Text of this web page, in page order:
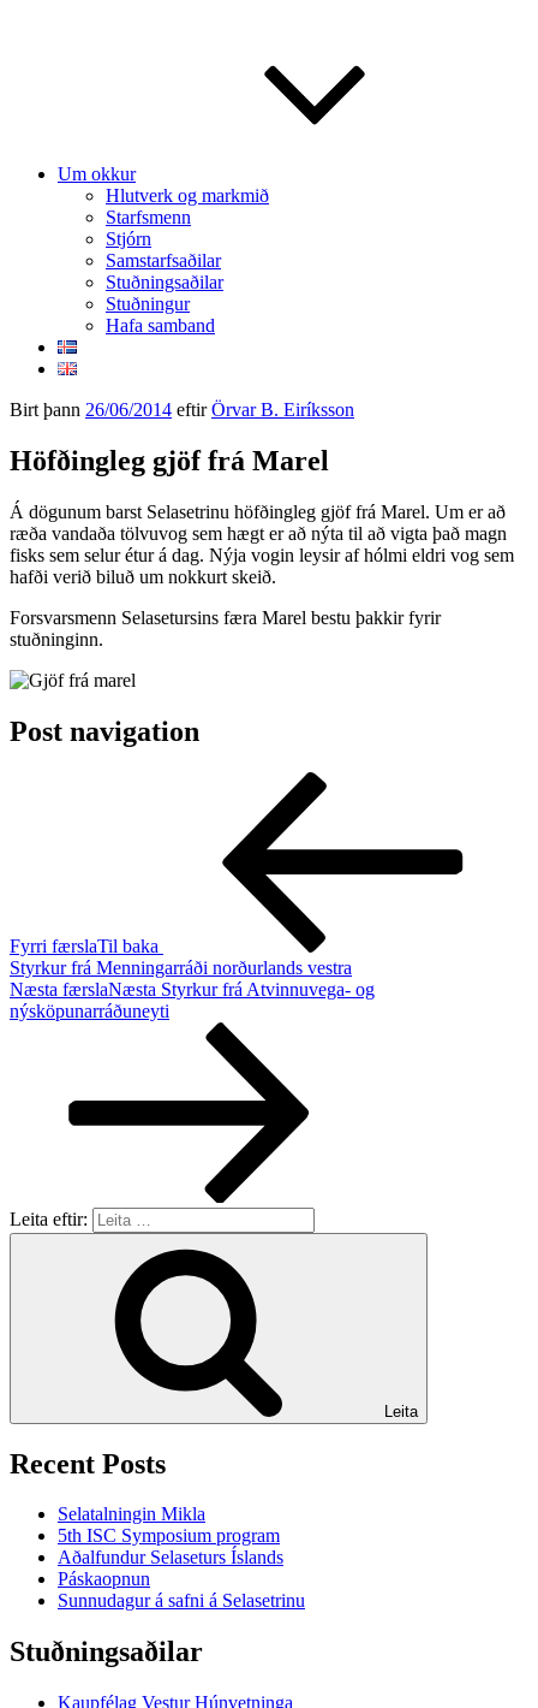
Um okkur
Hlutverk og markmið
Starfsmenn
Stjórn
Samstarfsaðilar
Stuðningsaðilar
Stuðningur
Hafa samband
Birt þann 26/06/2014 eftirÖrvar B. Eiríksson
Höfðingleg gjöf frá Marel
Á dögunum barst Selasetrinu höfðingleg gjöf frá Marel. Um er að
ræða vandaða tölvuvog sem hægt er að nýta til að vigta það magn
fisks sem selur étur á dag. Nýja vogin leysir af hólmi eldri vog sem
hafði verið biluð um nokkurt skeið.
Forsvarsmenn Selasetursins færa Marel bestu þakkir fyrir
stuðninginn.
Post navigation
Fyrri færslaTil baka
Styrkur frá Menningarráði norðurlands vestra
Næsta færslaNæsta Styrkur frá Atvinnuvega- og
nýsköpunarráðuneyti
Leita eftir:
Leita
Recent Posts
Selatalningin Mikla
5th ISC Symposium program
Aðalfundur Selaseturs Íslands
Páskaopnun
Sunnudagur á safni á Selasetrinu
Stuðningsaðilar
Kaupfélag Vestur Húnvetninga